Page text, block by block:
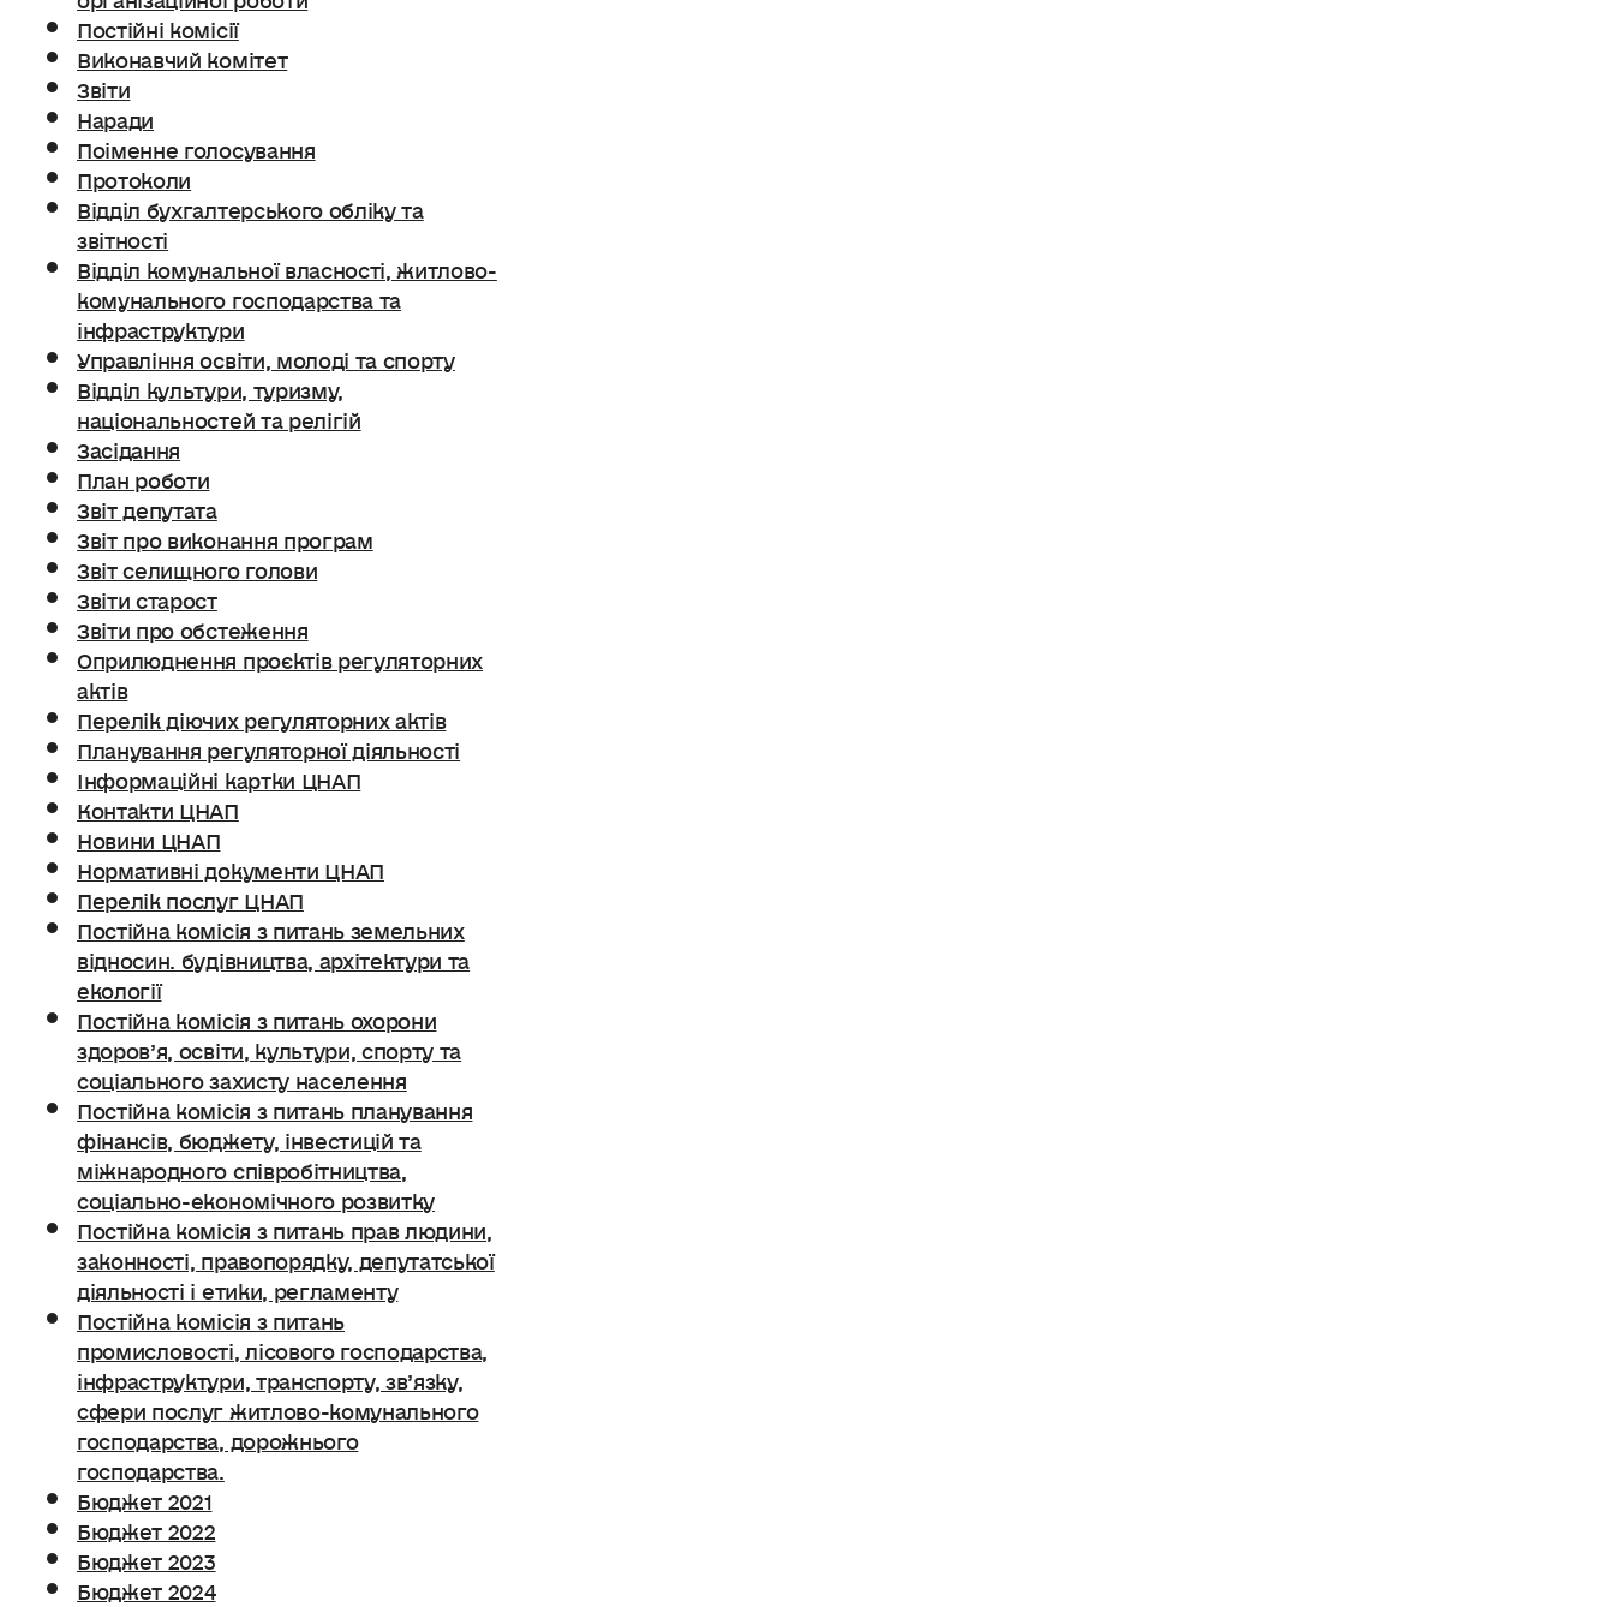
Постійні комісії
Виконавчий комітет
Звіти
Наради
Поіменне голосування
Протоколи
Відділ бухгалтерського обліку та
звітності
Відділ комунальної власності, житлово-
комунального господарства та
інфраструктури
Управління освіти, молоді та спорту
Відділ культури, туризму,
національностей та релігій
Засідання
План роботи
Звіт депутата
Звіт про виконання програм
Звіт селищного голови
Звіти старост
Звіти про обстеження
Оприлюднення проєктів регуляторних
актів
Перелік діючих регуляторних актів
Планування регуляторної діяльності
Інформаційні картки ЦНАП
Контакти ЦНАП
Новини ЦНАП
Нормативні документи ЦНАП
Перелік послуг ЦНАП
Постійна комісія з питань земельних
відносин. будівництва, архітектури та
екології
Постійна комісія з питань охорони
здоров’я, освіти, культури, спорту та
соціального захисту населення
Постійна комісія з питань планування
фінансів, бюджету, інвестицій та
міжнародного співробітництва,
соціально-економічного розвитку
Постійна комісія з питань прав людини,
законності, правопорядку, депутатської
діяльності і етики, регламенту
Постійна комісія з питань
промисловості, лісового господарства,
інфраструктури, транспорту, зв’язку,
сфери послуг житлово-комунального
господарства, дорожнього
господарства.
Бюджет 2021
Бюджет 2022
Бюджет 2023
Бюджет 2024